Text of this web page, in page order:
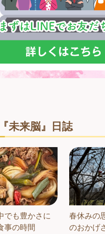
未来脳』日誌
でも豊かさに
事の時間
春休みの
のおかげ